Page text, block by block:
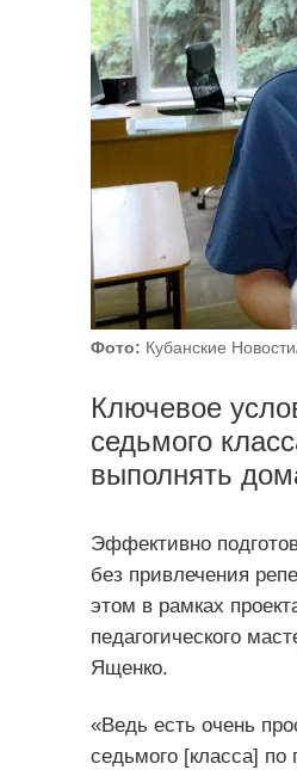
Фото: Кубанские
Ключевое
седьмого
выполнять
Эффективно
без привлечения
этом в рамках
педагогического
Ященко.
«Ведь есть очень
седьмого [класса]